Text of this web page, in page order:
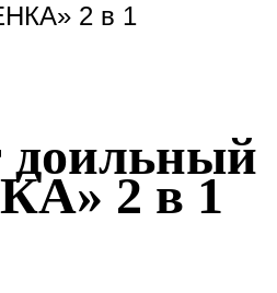
2 в 1
доильный
2 в 1